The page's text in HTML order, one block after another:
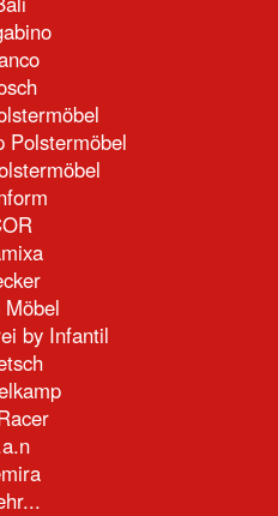
Polstermöbel
Möbel
by Infantil